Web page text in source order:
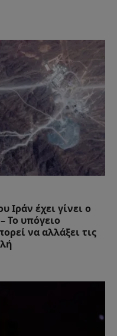
Ιράν έχει γίνει ο
Το υπόγειο
να αλλάξει τις